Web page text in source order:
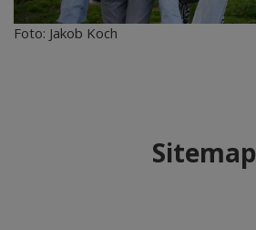
Foto: Jakob Koch
Sitemap